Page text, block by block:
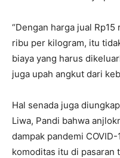
“Dengan harga jual
ribu per kilogram, itu
biaya yang harus
juga upah angkut dari
Hal senada juga
Liwa, Pandi bahwa
dampak pandemi
komoditas itu di pasaran